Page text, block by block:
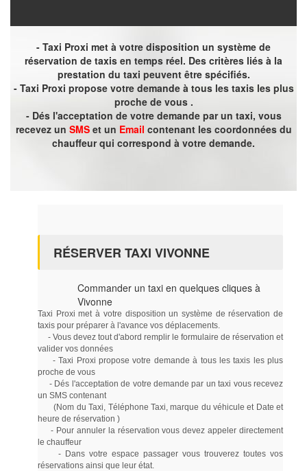
- Taxi Proxi met à votre disposition un système de
réservation de taxis en temps réel. Des critères liés à la
prestation du taxi peuvent être spécifiés.
- Taxi Proxi propose votre demande à tous les taxis les plus
proche de vous .
- Dés l'acceptation de votre demande par un taxi, vous
recevez un SMSet un Email contenant les coordonnées du
chauffeur qui correspond à votre demande.
RÉSERVER TAXI VIVONNE
Commander un taxi en quelques cliques à
Vivonne
Taxi Proxi met à votre disposition un système de réservation de
taxis pour préparer à l'avance vos déplacements.
- Vous devez tout d'abord remplir le formulaire de réservation et
valider vos données
- Taxi Proxi propose votre demande à tous les taxis les plus
proche de vous
- Dés l'acceptation de votre demande par un taxi vous recevez
un SMS contenant
(Nom du Taxi, Téléphone Taxi, marque du véhicule et Date et
heure de réservation )
- Pour annuler la réservation vous devez appeler directement
le chauffeur
- Dans votre espace passager vous trouverez toutes vos
réservations ainsi que leur état.